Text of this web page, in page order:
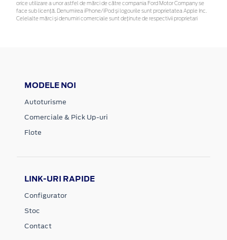
orice utilizare a unor astfel de mărci de către compania Ford Motor Company se
face sub licență. Denumirea iPhone/iPod și logourile sunt proprietatea Apple Inc.
Celelalte mărci și denumiri comerciale sunt deținute de respectivii proprietari
MODELE NOI
Autoturisme
Comerciale & Pick Up-uri
Flote
LINK-URI RAPIDE
Configurator
Stoc
Contact